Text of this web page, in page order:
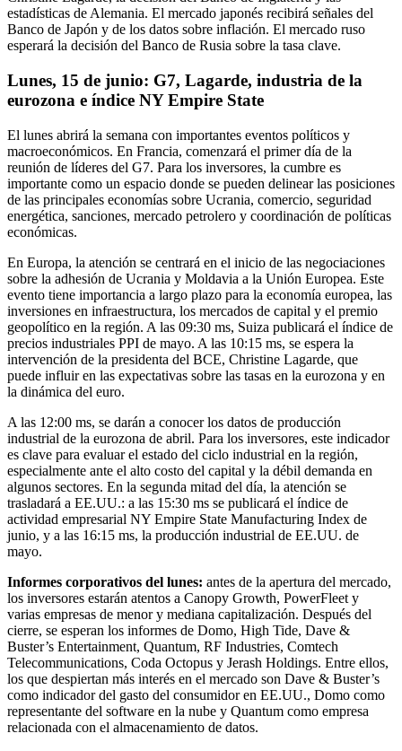
estadísticas de Alemania. El mercado japonés recibirá señales del
Banco de Japón y de los datos sobre inflación. El mercado ruso
esperará la decisión del Banco de Rusia sobre la tasa clave.
Lunes, 15 de junio: G7, Lagarde, industria de la
eurozona e índice NY Empire State
El lunes abrirá la semana con importantes eventos políticos y
macroeconómicos. En Francia, comenzará el primer día de la
reunión de líderes del G7. Para los inversores, la cumbre es
importante como un espacio donde se pueden delinear las posiciones
de las principales economías sobre Ucrania, comercio, seguridad
energética, sanciones, mercado petrolero y coordinación de políticas
económicas.
En Europa, la atención se centrará en el inicio de las negociaciones
sobre la adhesión de Ucrania y Moldavia a la Unión Europea. Este
evento tiene importancia a largo plazo para la economía europea, las
inversiones en infraestructura, los mercados de capital y el premio
geopolítico en la región. A las 09:30 ms, Suiza publicará el índice de
precios industriales PPI de mayo. A las 10:15 ms, se espera la
intervención de la presidenta del BCE, Christine Lagarde, que
puede influir en las expectativas sobre las tasas en la eurozona y en
la dinámica del euro.
A las 12:00 ms, se darán a conocer los datos de producción
industrial de la eurozona de abril. Para los inversores, este indicador
es clave para evaluar el estado del ciclo industrial en la región,
especialmente ante el alto costo del capital y la débil demanda en
algunos sectores. En la segunda mitad del día, la atención se
trasladará a EE.UU.: a las 15:30 ms se publicará el índice de
actividad empresarial NY Empire State Manufacturing Index de
junio, y a las 16:15 ms, la producción industrial de EE.UU. de
mayo.
Informes corporativos del lunes: antes de la apertura del mercado,
los inversores estarán atentos a Canopy Growth, PowerFleet y
varias empresas de menor y mediana capitalización. Después del
cierre, se esperan los informes de Domo, High Tide, Dave &
Buster’s Entertainment, Quantum, RF Industries, Comtech
Telecommunications, Coda Octopus y Jerash Holdings. Entre ellos,
los que despiertan más interés en el mercado son Dave & Buster’s
como indicador del gasto del consumidor en EE.UU., Domo como
representante del software en la nube y Quantum como empresa
relacionada con el almacenamiento de datos.